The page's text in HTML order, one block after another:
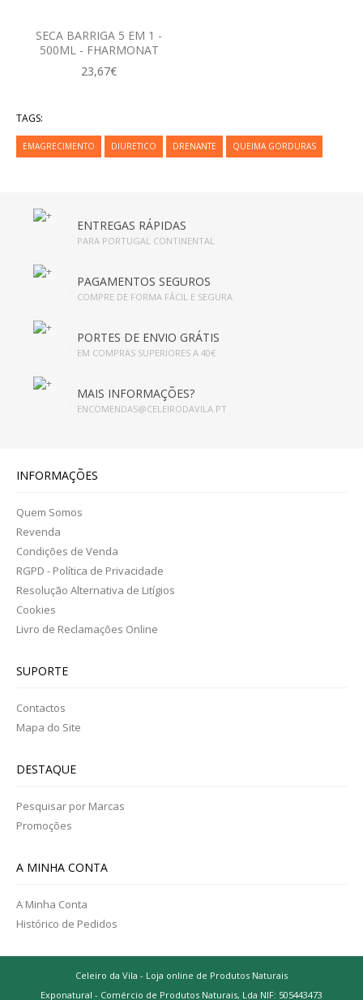
PRISÃO DE VENTRE
SUBSTITUTO DE REFEIÇÕES
PLANOS DE EMAGRECIMENTO
PLANTAS MEDICINAIS
INFUSÕES
HIGIENE PESSOAL E COSMÉTICA
CORPO
HIGIENE FEMININA
HIGIENE ORAL
MÃOS E PÉS
OLHOS
NUTRIÇÃO DESPORTIVA
AMINOÁCIDOS/ BCAA
ENERGÉTICOS
PROTEINA
VITAMINAS E MINERAIS
SECA BARRIGA 5 EM 1 -
500ML - FHARMONAT
23,67€
TAGS:
EMAGRECIMENTO DIURETICO DRENANTE QUEIMA GORDURAS
ENTREGAS RÁPIDAS
PARA PORTUGAL CONTINENTAL
PAGAMENTOS SEGUROS
COMPRE DE FORMA FÁCIL E SEGURA
PORTES DE ENVIO GRÁTIS
EM COMPRAS SUPERIORES A 40€
MAIS INFORMAÇÕES?
ENCOMENDAS@CELEIRODAVILA.PT
INFORMAÇÕES
Quem Somos
Revenda
Condições de Venda
RGPD - Política de Privacidade
Resolução Alternativa de Litígios
Cookies
Livro de Reclamações Online
SUPORTE
Contactos
Mapa do Site
DESTAQUE
Pesquisar por Marcas
Promoções
A MINHA CONTA
A Minha Conta
Histórico de Pedidos
Celeiro da Vila - Loja online de Produtos Naturais
Exponatural - Comércio de Produtos Naturais, Lda NIF: 505443473